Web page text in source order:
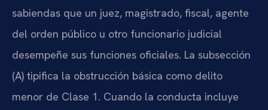
sabiendas que un juez, magistrado, fiscal, agente
del orden público u otro funcionario judicial
desempeñe sus funciones oficiales. La subsección
(A) tipifica la obstrucción básica como delito
menor de Clase 1. Cuando la conducta incluye